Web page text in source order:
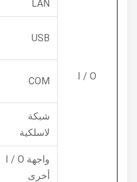
COM
شبكة
لاسلكية
واجهة I / O
أخرى